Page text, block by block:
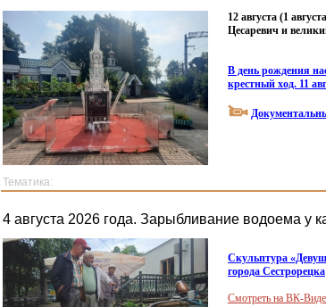
12 августа (1
Цесаревич и
В день рождения
крестный ход. 11
Тематика:
4 августа 2026 года. Зарыбливание водоема у
Скульптура
города Сестрорецка
Смотреть на ВК-